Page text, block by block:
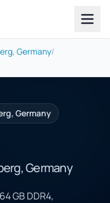
Germany/
Germany
Germany
GB DDR4,